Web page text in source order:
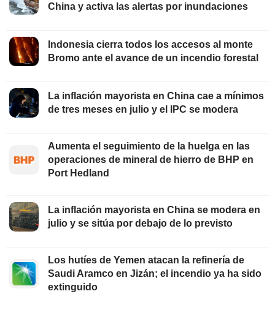
China y activa las alertas por inundaciones
Indonesia cierra todos los accesos al monte
Bromo ante el avance de un incendio forestal
La inflación mayorista en China cae a mínimos
de tres meses en julio y el IPC se modera
Aumenta el seguimiento de la huelga en las
operaciones de mineral de hierro de BHP en
Port Hedland
La inflación mayorista en China se modera en
julio y se sitúa por debajo de lo previsto
Los hutíes de Yemen atacan la refinería de
Saudi Aramco en Jizán; el incendio ya ha sido
extinguido